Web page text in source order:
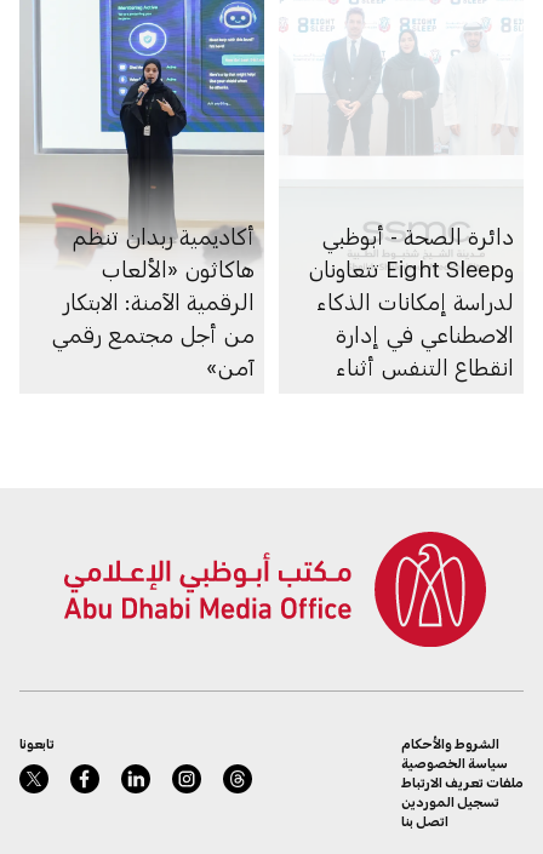
دائرة الصحة - أبوظبي
وEight Sleep تتعاونان
لدراسة إمكانات الذكاء
الاصطناعي في إدارة
انقطاع التنفس أثناء
أكاديمية ربدان تنظم
هاكاثون «الألعاب
الرقمية الآمنة: الابتكار
من أجل مجتمع رقمي
آمن»
تابعونا
الشروط والأحكام
سياسة الخصوصية
ملفات تعريف الارتباط
تسجيل الموردين
اتصل بنا